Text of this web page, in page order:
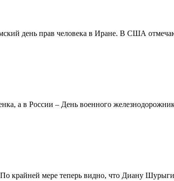
день прав человека в Иране. В США
а в России – День военного
крайней мере теперь видно, что Диану